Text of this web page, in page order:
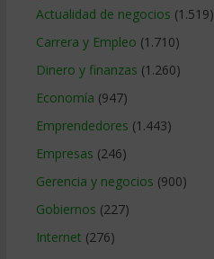
Actualidad de negocios (1.519)
Carrera y Empleo (1.710)
Dinero y finanzas (1.260)
Economía (947)
Emprendedores (1.443)
Empresas (246)
Gerencia y negocios (900)
Gobiernos (227)
Internet (276)